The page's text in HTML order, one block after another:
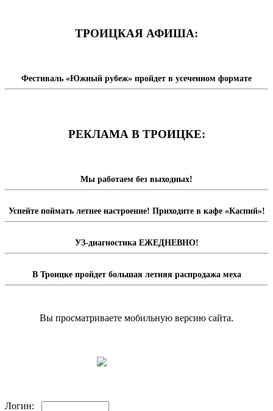
ТРОИЦКАЯ АФИША:
Фестиваль «Южный рубеж» пройдет в усеченном формате
РЕКЛАМА В ТРОИЦКЕ:
Мы работаем без выходных!
Успейте поймать летнее настроение! Приходите в кафе «Каспий»!
УЗ-диагностика ЕЖЕДНЕВНО!
В Троицке пройдет большая летняя распродажа меха
Вы просматриваете мобильную версию сайта.
Логин: